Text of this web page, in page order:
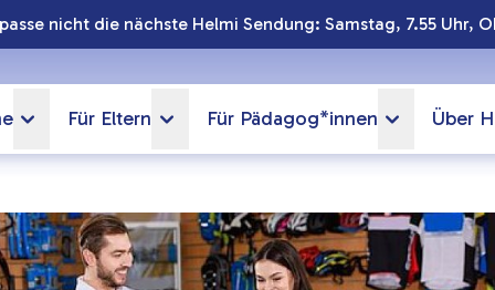
nicht die nächste Helmi Sendung: Samstag, 7.55 Uhr,
Für Eltern Für Pädagog*innen Über